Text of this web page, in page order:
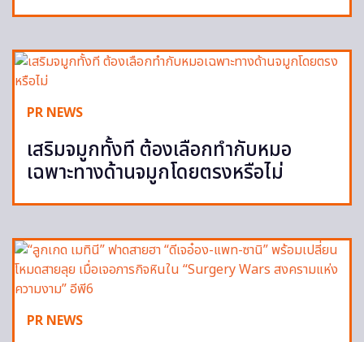
PR NEWS
เสริมจมูกทั้งที ต้องเลือกทำกับหมอ
เฉพาะทางด้านจมูกโดยตรงหรือไม่
PR NEWS